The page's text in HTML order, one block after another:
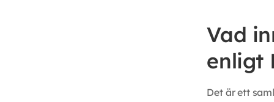
Vad
enligt
Det är ett